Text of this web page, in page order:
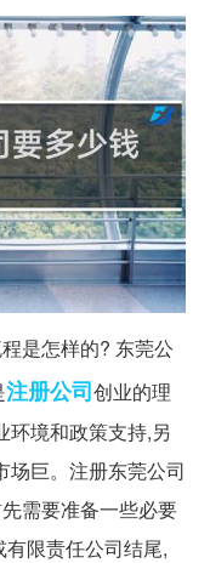
是怎样的? 东莞公
注册公司创业的理
环境和政策支持,另
场巨。注册东莞公司
需要准备一些必要
限责任公司结尾,